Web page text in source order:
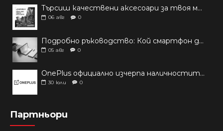
Търсиш качествени аксесоари за твоя модел? Как правилно да защитим новия си смартфон: Ръководство за аксесоари през 2026 г.
06 авг 0
Подробно ръководство: Кой смартфон да купиш през 2026 г.?
05 авг 0
OnePlus официално изчерпа наличностите си от телефони на основни пазари
30 юли 0
Партньори